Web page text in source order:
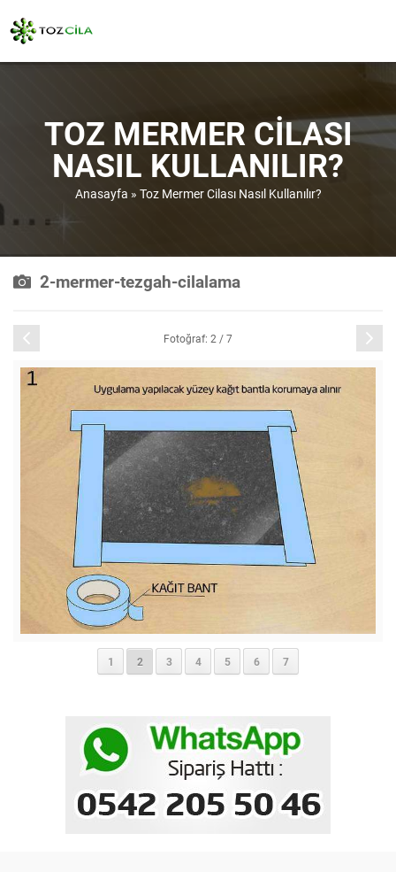
TOZ MERMER CILASI
NASIL KULLANILIR?
Anasayfa » Toz Mermer Cilası Nasıl Kullanılır?
2-mermer-tezgah-cilalama
Fotoğraf: 2 / 7
1 2 3 4 5 6 7